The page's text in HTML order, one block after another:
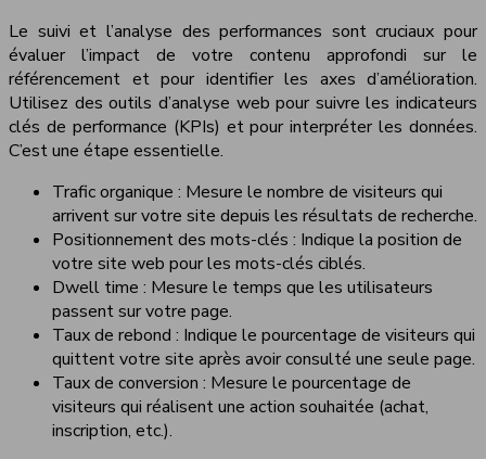
Le suivi et l’analyse des performances sont cruciaux pour
évaluer l’impact de votre contenu approfondi sur le
référencement et pour identifier les axes d’amélioration.
Utilisez des outils d’analyse web pour suivre les indicateurs
clés de performance (KPIs) et pour interpréter les données.
C’est une étape essentielle.
Trafic organique : Mesure le nombre de visiteurs qui
arrivent sur votre site depuis les résultats de recherche.
Positionnement des mots-clés : Indique la position de
votre site web pour les mots-clés ciblés.
Dwell time : Mesure le temps que les utilisateurs
passent sur votre page.
Taux de rebond : Indique le pourcentage de visiteurs qui
quittent votre site après avoir consulté une seule page.
Taux de conversion : Mesure le pourcentage de
visiteurs qui réalisent une action souhaitée (achat,
inscription, etc.).